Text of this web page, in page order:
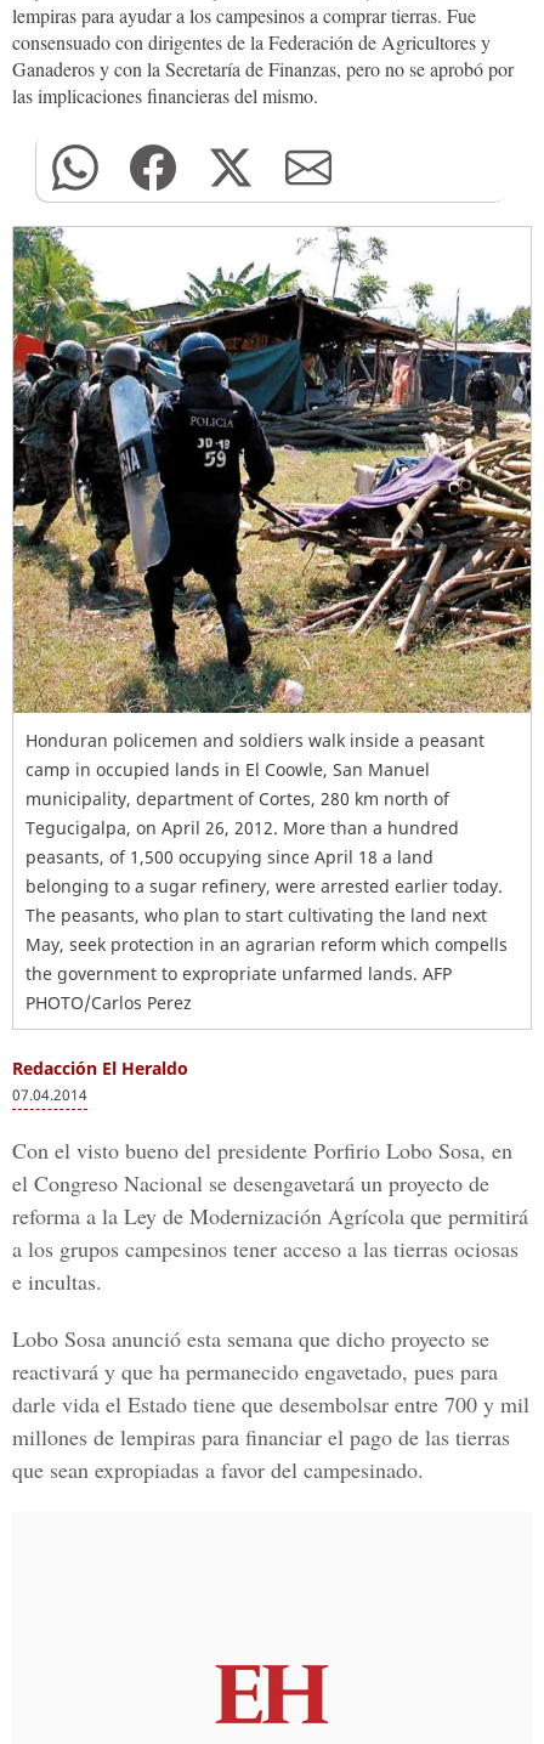
lempiras para ayudar a los campesinos a comprar tierras. Fue
consensuado con dirigentes de la Federación de Agricultores y
Ganaderos y con la Secretaría de Finanzas, pero no se aprobó por
las implicaciones financieras del mismo.
Honduran policemen and soldiers walk inside a peasant
camp in occupied lands in El Coowle, San Manuel
municipality, department of Cortes, 280 km north of
Tegucigalpa, on April 26, 2012. More than a hundred
peasants, of 1,500 occupying since April 18 a land
belonging to a sugar refinery, were arrested earlier today.
The peasants, who plan to start cultivating the land next
May, seek protection in an agrarian reform which compells
the government to expropriate unfarmed lands. AFP
PHOTO/Carlos Perez
Redacción El Heraldo
07.04.2014
Con el visto bueno del presidente Porfirio Lobo Sosa, en
el Congreso Nacional se desengavetará un proyecto de
reforma a la Ley de Modernización Agrícola que permitirá
a los grupos campesinos tener acceso a las tierras ociosas
e incultas.
Lobo Sosa anunció esta semana que dicho proyecto se
reactivará y que ha permanecido engavetado, pues para
darle vida el Estado tiene que desembolsar entre 700 y mil
millones de lempiras para financiar el pago de las tierras
que sean expropiadas a favor del campesinado.